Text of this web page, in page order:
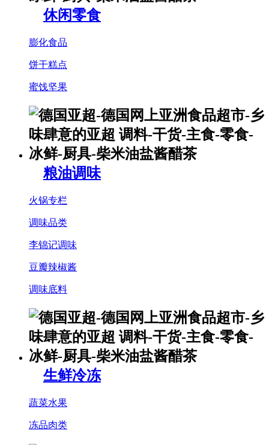
休闲零食
膨化食品
饼干糕点
蜜饯坚果
粮油调味
火锅专栏
调味品类
李锦记调味
豆瓣辣椒酱
调味底料
生鲜冷冻
蔬菜水果
冻品肉类